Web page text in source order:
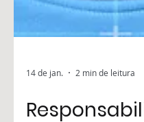
14 de jan. 2 min de leitura